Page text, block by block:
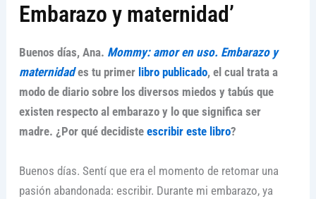
Embarazo y maternidad’
Buenos días, Ana. Mommy: amor en uso. Embarazo y
maternidades tu primer libro publicado, el cual trata a
modo de diario sobre los diversos miedos y tabús que
existen respecto al embarazo y lo que significa ser
madre. ¿Por qué decidiste escribir este libro?
Buenos días. Sentí que era el momento de retomar una
pasión abandonada: escribir. Durante mi embarazo, ya